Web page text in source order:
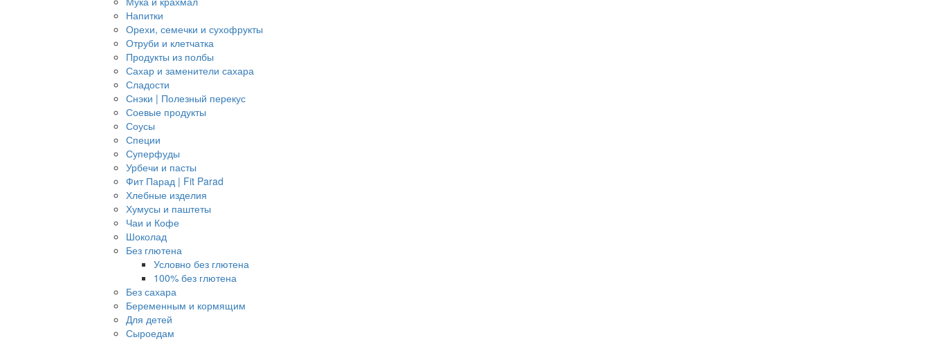
Напитки
Орехи, семечки и сухофрукты
Отруби и клетчатка
Продукты из полбы
Сахар и заменители сахара
Сладости
Снэки | Полезный перекус
Соевые продукты
Соусы
Специи
Суперфуды
Урбечи и пасты
Фит Парад | Fit Parad
Хлебные изделия
Хумусы и паштеты
Чаи и Кофе
Шоколад
Без глютена
Условно без глютена
100% без глютена
Без сахара
Беременным и кормящим
Для детей
Сыроедам